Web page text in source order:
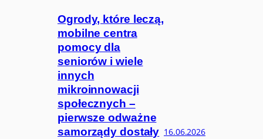
Ogrody, które leczą,
mobilne centra
pomocy dla
seniorów i wiele
innych
mikroinnowacji
społecznych –
pierwsze odważne
samorządy dostały 16.06.2026